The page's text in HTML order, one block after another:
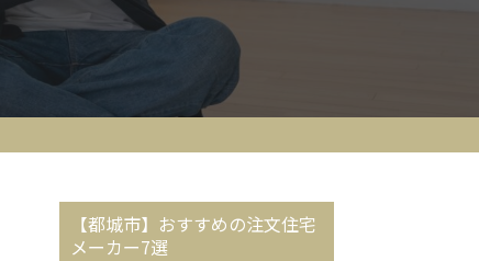
【都城市】おすすめの注文住宅
メーカー7選